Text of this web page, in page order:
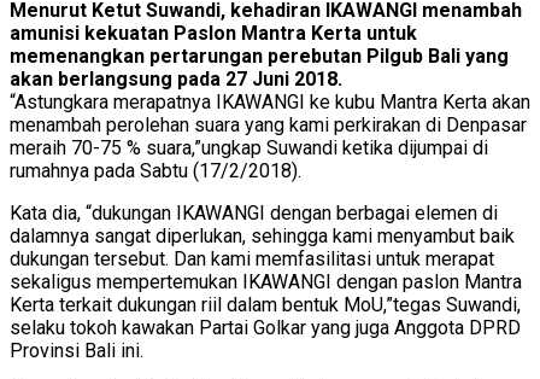
Menurut Ketut Suwandi, kehadiran IKAWANGI menambah
amunisi kekuatan Paslon Mantra Kerta untuk
memenangkan pertarungan perebutan Pilgub Bali yang
akan berlangsung pada 27 Juni 2018.
“Astungkara merapatnya IKAWANGI ke kubu Mantra Kerta akan
menambah perolehan suara yang kami perkirakan di Denpasar
meraih 70-75 % suara,”ungkap Suwandi ketika dijumpai di
rumahnya pada Sabtu (17/2/2018).
Kata dia, “dukungan IKAWANGI dengan berbagai elemen di
dalamnya sangat diperlukan, sehingga kami menyambut baik
dukungan tersebut. Dan kami memfasilitasi untuk merapat
sekaligus mempertemukan IKAWANGI dengan paslon Mantra
Kerta terkait dukungan riil dalam bentuk MoU,”tegas Suwandi,
selaku tokoh kawakan Partai Golkar yang juga Anggota DPRD
Provinsi Bali ini.